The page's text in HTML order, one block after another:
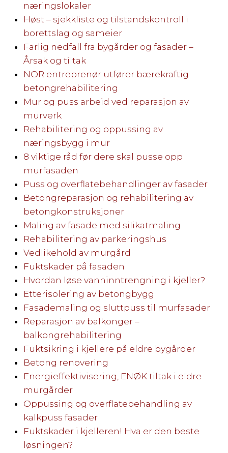
næringslokaler
Høst – sjekkliste og tilstandskontroll i
borettslag og sameier
Farlig nedfall fra bygårder og fasader –
Årsak og tiltak
NOR entreprenør utfører bærekraftig
betongrehabilitering
Mur og puss arbeid ved reparasjon av
murverk
Rehabilitering og oppussing av
næringsbygg i mur
8 viktige råd før dere skal pusse opp
murfasaden
Puss og overflatebehandlinger av fasader
Betongreparasjon og rehabilitering av
betongkonstruksjoner
Maling av fasade med silikatmaling
Rehabilitering av parkeringshus
Vedlikehold av murgård
Fuktskader på fasaden
Hvordan løse vanninntrengning i kjeller?
Etterisolering av betongbygg
Fasademaling og sluttpuss til murfasader
Reparasjon av balkonger –
balkongrehabilitering
Fuktsikring i kjellere på eldre bygårder
Betong renovering
Energieffektivisering, ENØK tiltak i eldre
murgårder
Oppussing og overflatebehandling av
kalkpuss fasader
Fuktskader i kjelleren! Hva er den beste
løsningen?